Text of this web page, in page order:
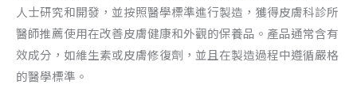
人士研究和開發，並按照醫學標準進行製造，獲得皮膚科診所
醫師推薦使用在改善皮膚健康和外觀的保養品。產品通常含有
效成分，如維生素或皮膚修復劑，並且在製造過程中遵循嚴格
的醫學標準。